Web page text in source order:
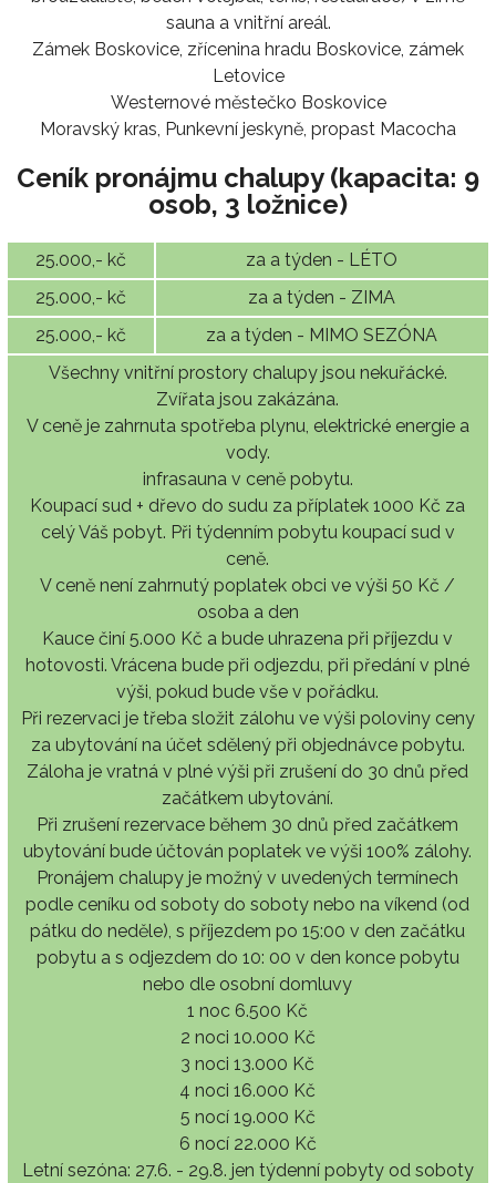
sauna a vnitřní areál.
Zámek Boskovice, zřícenina hradu Boskovice, zámek
Letovice
Westernové městečko Boskovice
Moravský kras, Punkevní jeskyně, propast Macocha
Ceník pronájmu chalupy (kapacita: 9
osob, 3 ložnice)
25.000,- kč
za a týden - LÉTO
25.000,- kč
za a týden - ZIMA
25.000,- kč
za a týden - MIMO SEZÓNA
Všechny vnitřní prostory chalupy jsou nekuřácké.
Zvířata jsou zakázána.
V ceně je zahrnuta spotřeba plynu, elektrické energie a
vody.
infrasauna v ceně pobytu.
Koupací sud + dřevo do sudu za příplatek 1000 Kč za
celý Váš pobyt. Při týdenním pobytu koupací sud v
ceně.
V ceně není zahrnutý poplatek obci ve výši 50 Kč /
osoba a den
Kauce činí 5.000 Kč a bude uhrazena při příjezdu v
hotovosti. Vrácena bude při odjezdu, při předání v plné
výši, pokud bude vše v pořádku.
Při rezervaci je třeba složit zálohu ve výši poloviny ceny
za ubytování na účet sdělený při objednávce pobytu.
Záloha je vratná v plné výši při zrušení do 30 dnů před
začátkem ubytování.
Při zrušení rezervace během 30 dnů před začátkem
ubytování bude účtován poplatek ve výši 100% zálohy.
Pronájem chalupy je možný v uvedených termínech
podle ceníku od soboty do soboty nebo na víkend (od
pátku do neděle), s příjezdem po 15:00 v den začátku
pobytu a s odjezdem do 10: 00 v den konce pobytu
nebo dle osobní domluvy
1 noc 6.500 Kč
2 noci 10.000 Kč
3 noci 13.000 Kč
4 noci 16.000 Kč
5 nocí 19.000 Kč
6 nocí 22.000 Kč
Letní sezóna: 27.6. - 29.8. jen týdenní pobyty od soboty